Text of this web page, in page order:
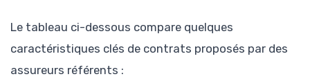
Le tableau ci-dessous compare quelques
caractéristiques clés de contrats proposés par des
assureurs référents :